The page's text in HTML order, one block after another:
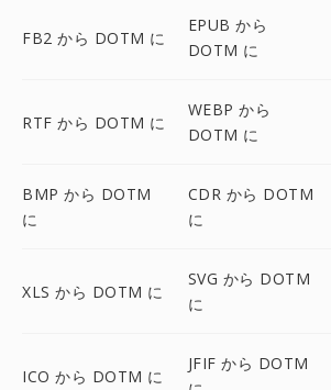
FB2 から DOTM に
EPUB から
DOTM に
RTF から DOTM に
WEBP から
DOTM に
BMP から DOTM
に
CDR から DOTM
に
XLS から DOTM に
SVG から DOTM
に
ICO から DOTM に
JFIF から DOTM